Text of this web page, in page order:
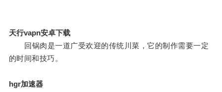
天行vapn安卓下载
回锅肉是一道广受欢迎的传统川菜，它的制作需要一定
的时间和技巧。
hgr加速器